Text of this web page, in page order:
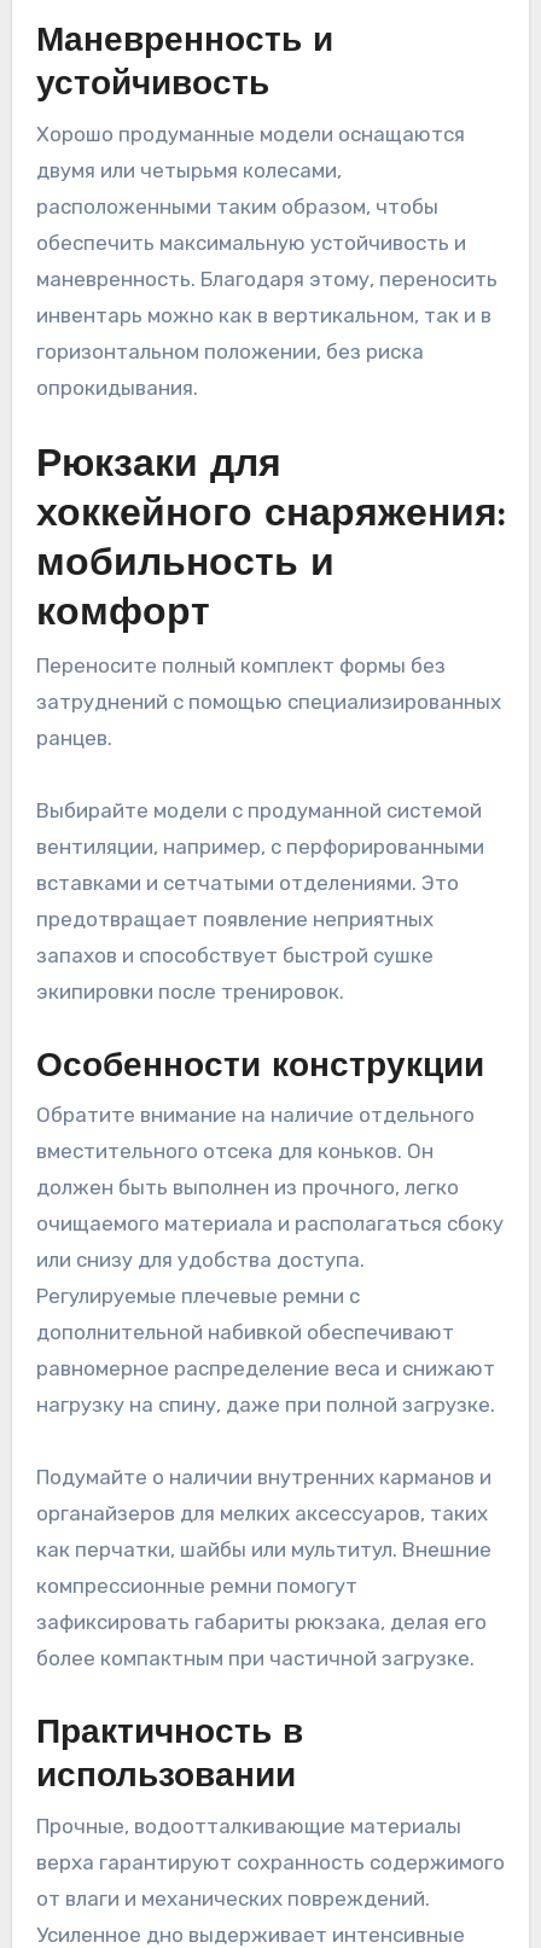
Маневренность и
устойчивость
Хорошо продуманные модели оснащаются
двумя или четырьмя колесами,
расположенными таким образом, чтобы
обеспечить максимальную устойчивость и
маневренность. Благодаря этому, переносить
инвентарь можно как в вертикальном, так и в
горизонтальном положении, без риска
опрокидывания.
Рюкзаки для
хоккейного снаряжения:
мобильность и
комфорт
Переносите полный комплект формы без
затруднений с помощью специализированных
ранцев.
Выбирайте модели с продуманной системой
вентиляции, например, с перфорированными
вставками и сетчатыми отделениями. Это
предотвращает появление неприятных
запахов и способствует быстрой сушке
экипировки после тренировок.
Особенности конструкции
Обратите внимание на наличие отдельного
вместительного отсека для коньков. Он
должен быть выполнен из прочного, легко
очищаемого материала и располагаться сбоку
или снизу для удобства доступа.
Регулируемые плечевые ремни с
дополнительной набивкой обеспечивают
равномерное распределение веса и снижают
нагрузку на спину, даже при полной загрузке.
Подумайте о наличии внутренних карманов и
органайзеров для мелких аксессуаров, таких
как перчатки, шайбы или мультитул. Внешние
компрессионные ремни помогут
зафиксировать габариты рюкзака, делая его
более компактным при частичной загрузке.
Практичность в
использовании
Прочные, водоотталкивающие материалы
верха гарантируют сохранность содержимого
от влаги и механических повреждений.
Усиленное дно выдерживает интенсивные